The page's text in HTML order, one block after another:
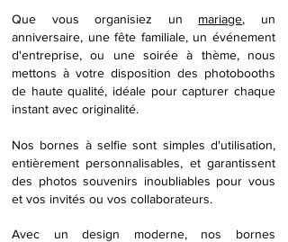
Que vous organisiez un mariage, un
anniversaire, une fête familiale, un événement
d'entreprise, ou une soirée à thème, nous
mettons à votre disposition des photobooths
de haute qualité, idéale pour capturer chaque
instant avec originalité.
​Nos bornes à selfie sont simples d'utilisation,
entièrement personnalisables, et garantissent
des photos souvenirs inoubliables pour vous
et vos invités ou vos collaborateurs.
Avec un design moderne, nos bornes